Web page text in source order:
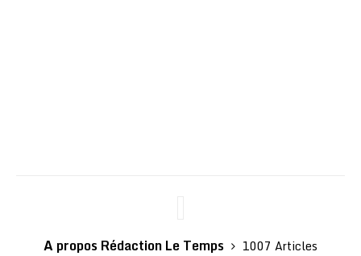
A propos Rédaction Le Temps
1007 Articles